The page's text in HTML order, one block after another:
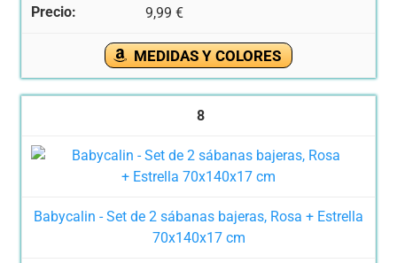
9,99 €
MEDIDAS Y COLORES
8
Babycalin - Set de 2 sábanas bajeras, Rosa + Estrella
70x140x17 cm